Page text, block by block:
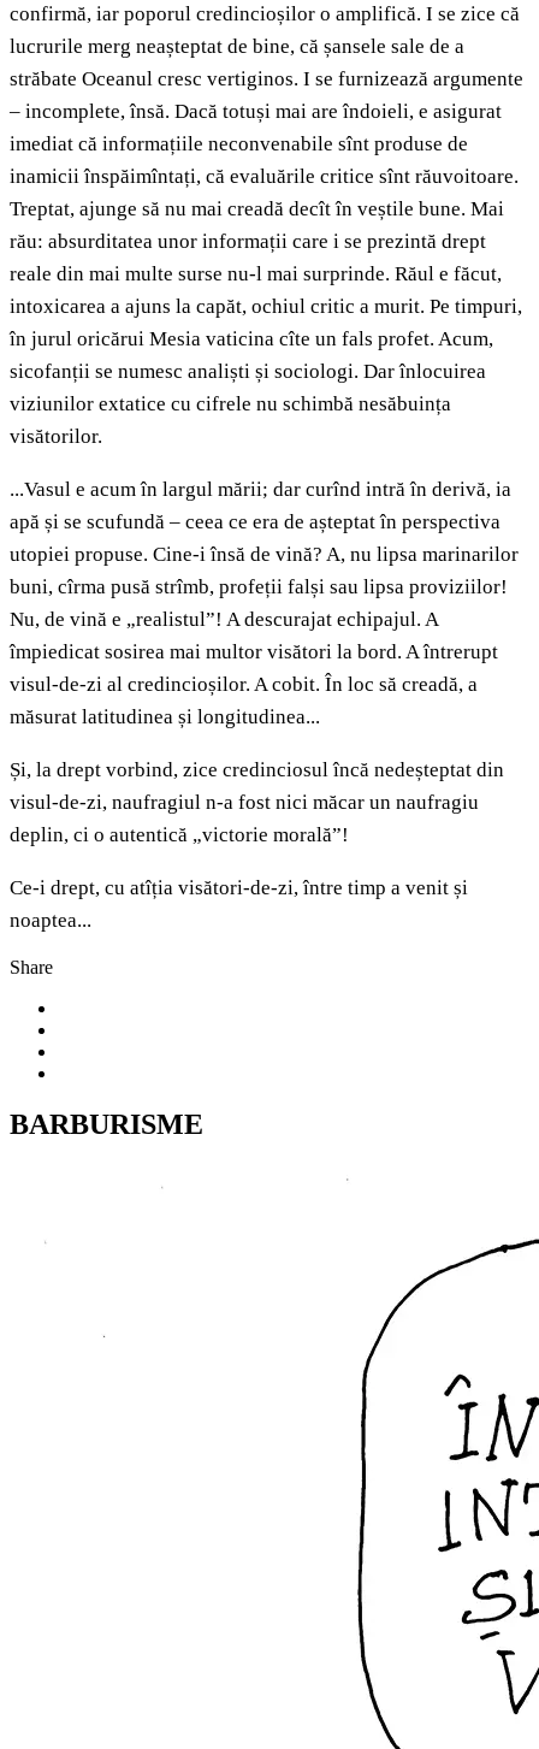
confirmă, iar poporul credincioșilor o amplifică. I se zice că
lucrurile merg neașteptat de bine, că șansele sale de a
străbate Oceanul cresc vertiginos. I se furnizează argumente
– incomplete, însă. Dacă totuși mai are îndoieli, e asigurat
imediat că informațiile neconvenabile sînt produse de
inamicii înspăimîntați, că evaluările critice sînt răuvoitoare.
Treptat, ajunge să nu mai creadă decît în veștile bune. Mai
rău: absurditatea unor informații care i se prezintă drept
reale din mai multe surse nu-l mai surprinde. Răul e făcut,
intoxicarea a ajuns la capăt, ochiul critic a murit. Pe timpuri,
în jurul oricărui Mesia vaticina cîte un fals profet. Acum,
sicofanții se numesc analiști și sociologi. Dar înlocuirea
viziunilor extatice cu cifrele nu schimbă nesăbuința
visătorilor.
...Vasul e acum în largul mării; dar curînd intră în derivă, ia
apă și se scufundă – ceea ce era de așteptat în perspectiva
utopiei propuse. Cine-i însă de vină? A, nu lipsa marinarilor
buni, cîrma pusă strîmb, profeții falși sau lipsa proviziilor!
Nu, de vină e „realistul”! A descurajat echipajul. A
împiedicat sosirea mai multor visători la bord. A întrerupt
visul-de-zi al credincioșilor. A cobit. În loc să creadă, a
măsurat latitudinea și longitudinea...
Și, la drept vorbind, zice credinciosul încă nedeșteptat din
visul-de-zi, naufragiul n-a fost nici măcar un naufragiu
deplin, ci o autentică „victorie morală”!
Ce-i drept, cu atîția visători-de-zi, între timp a venit și
noaptea...
Share
BARBURISME